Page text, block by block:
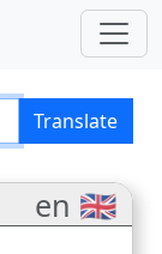
Translate
en 🇬🇧